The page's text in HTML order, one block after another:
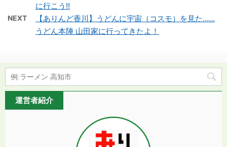
に行こう!!
NEXT
【ありんど香川】うどんに宇宙（コスモ）を見た……
うどん本陣 山田家に行ってきたよ！
運営者紹介